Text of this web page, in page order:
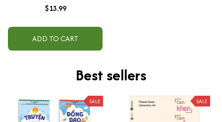
gấu nâu! Bạn Nhìn Thấy Gì -
Thanh
$13.99
ADD TO CART
Best sellers
SALE SALE